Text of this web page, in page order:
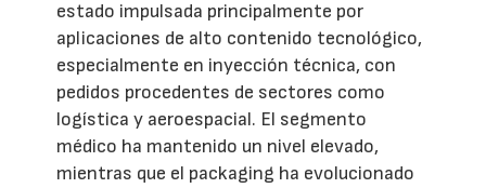
estado impulsada principalmente por
aplicaciones de alto contenido tecnológico,
especialmente en inyección técnica, con
pedidos procedentes de sectores como
logística y aeroespacial. El segmento
médico ha mantenido un nivel elevado,
mientras que el packaging ha evolucionado